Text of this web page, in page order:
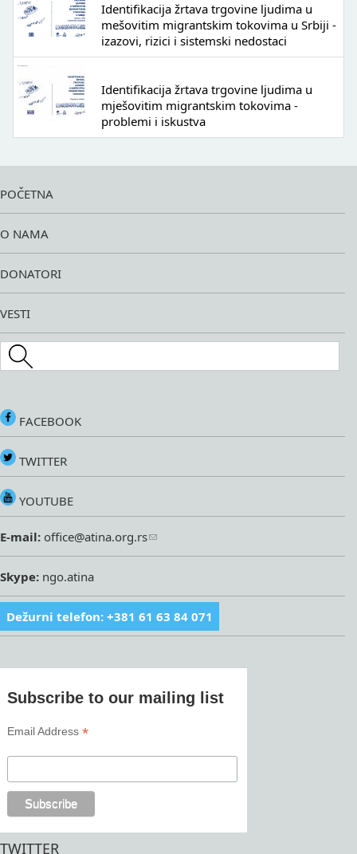
Identifikacija žrtava trgovine ljudima u
mešovitim migrantskim tokovima u Srbiji -
izazovi, rizici i sistemski nedostaci
Identifikacija žrtava trgovine ljudima u
mješovitim migrantskim tokovima -
problemi i iskustva
POČETNA
O NAMA
DONATORI
VESTI
Search this site
FACEBOOK
TWITTER
YOUTUBE
E-mail: office@atina.org.rs
Skype: ngo.atina
Dežurni telefon: +381 61 63 84 071
Subscribe to our mailing list
Email Address*
TWITTER